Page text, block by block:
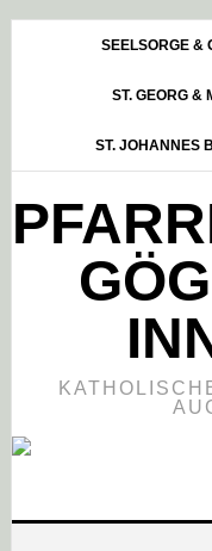
HauptsidebarSEELSORGE &
ST. GEORG &
ST. JOHANNES